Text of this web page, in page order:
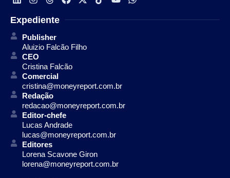
Expediente
Publisher
Aluizio Falcão Filho
CEO
Cristina Falcão
Comercial
cristina@moneyreport.com.br
Redação
redacao@moneyreport.com.br
Editor-chefe
Lucas Andrade
lucas@moneyreport.com.br
Editores
Lorena Scavone Giron
lorena@moneyreport.com.br